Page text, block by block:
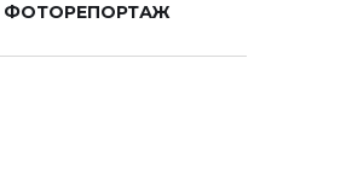
ФОТОРЕПОРТАЖ